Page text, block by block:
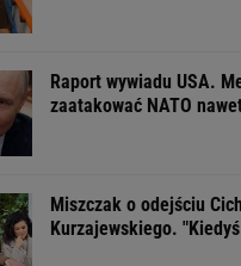
Raport wywiadu USA.
zaatakować NATO
Miszczak o odejściu
Kurzajewskiego.